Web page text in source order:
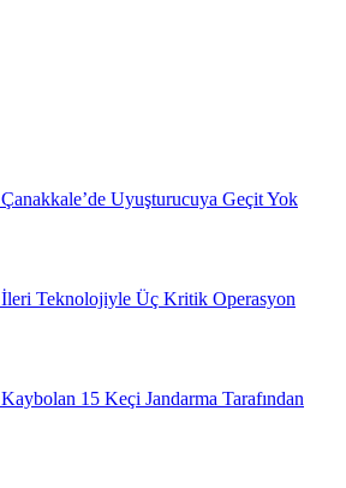
Çanakkale’de Uyuşturucuya Geçit Yok
İleri Teknolojiyle Üç Kritik Operasyon
Kaybolan 15 Keçi Jandarma Tarafından